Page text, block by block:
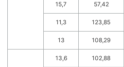
15,7 57,42
11,3 123,85
13 108,29
13,6 102,88